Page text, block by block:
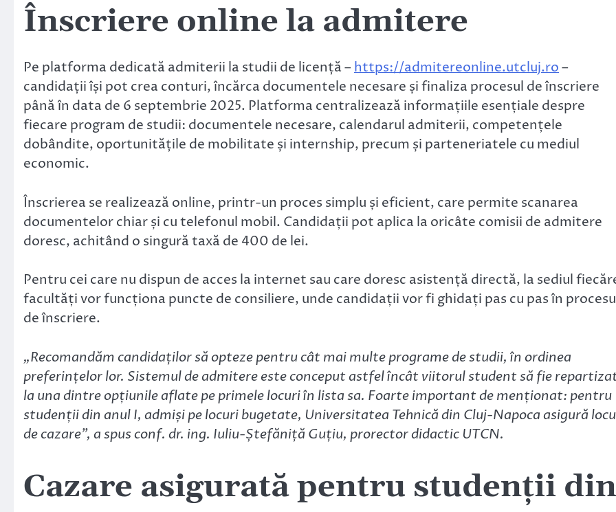
Înscriere online la admitere
Pe platforma dedicată admiterii la studii de licență –https://admitereonline.utcluj.ro–
candidații își pot crea conturi, încărca documentele necesare și finaliza procesul de înscriere
până în data de 6 septembrie 2025. Platforma centralizează informațiile esențiale despre
fiecare program de studii: documentele necesare, calendarul admiterii, competențele
dobândite, oportunitățile de mobilitate și internship, precum și parteneriatele cu mediul
economic.
Înscrierea se realizează online, printr-un proces simplu și eficient, care permite scanarea
documentelor chiar și cu telefonul mobil. Candidații pot aplica la oricâte comisii de admitere
doresc, achitând o singură taxă de 400 de lei.
Pentru cei care nu dispun de acces la internet sau care doresc asistență directă, la sediul
facultăți vor funcționa puncte de consiliere, unde candidații vor fi ghidați pas cu pas în
de înscriere.
„Recomandăm candidaților să opteze pentru cât mai multe programe de studii, în ordinea
preferințelor lor. Sistemul de admitere este conceput astfel încât viitorul student să fie
la una dintre opțiunile aflate pe primele locuri în lista sa. Foarte important de menționat: pentru
studenții din anul I, admiși pe locuri bugetate, Universitatea Tehnică din Cluj-Napoca asigură
de cazare”, a spus conf. dr. ing. Iuliu-Ștefăniță Guțiu, prorector didactic UTCN.
Cazare asigurată pentru studenții din